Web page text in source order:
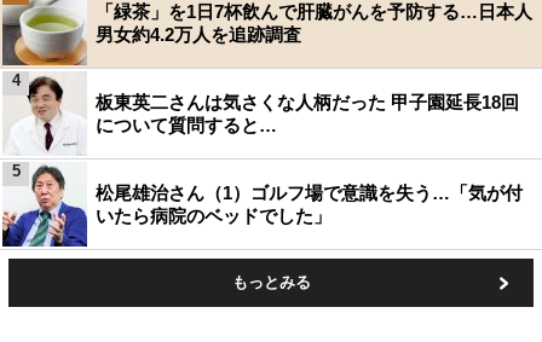
「緑茶」を1日7杯飲んで肝臓がんを予防する…日本人
男女約4.2万人を追跡調査
板東英二さんは気さくな人柄だった 甲子園延長18回
について質問すると…
4
松尾雄治さん（1）ゴルフ場で意識を失う…「気が付
いたら病院のベッドでした」
5
もっとみる